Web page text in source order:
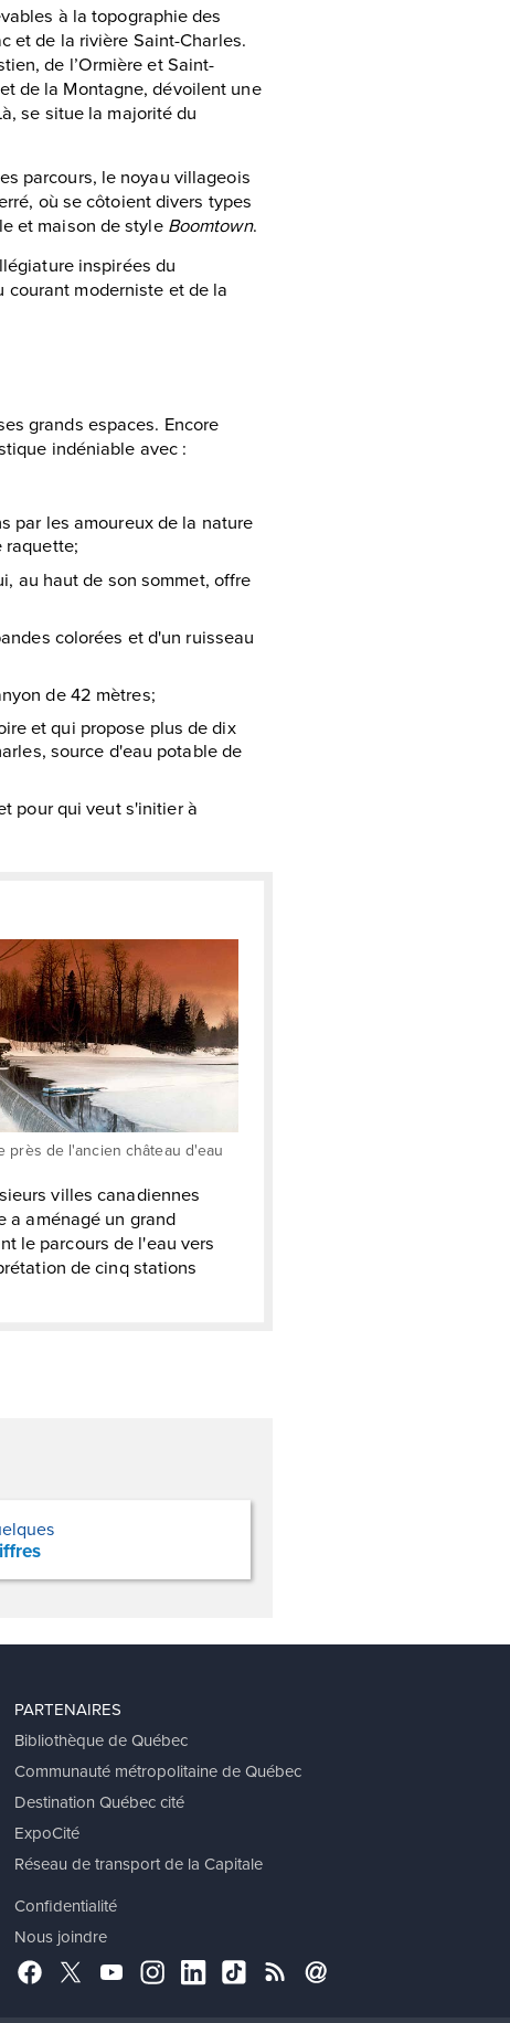
à la topographie des
et de la rivière Saint-Charles.
de l’Ormière et Saint-
de la Montagne, dévoilent une
se situe la majorité du
parcours, le noyau villageois
où se côtoient divers types
et maison de style Boomtown.
inspirées du
moderniste et de la
grands espaces. Encore
indéniable avec :
par les amoureux de la nature
raquette;
au haut de son sommet, offre
colorées et d'un ruisseau
de 42 mètres;
et qui propose plus de dix
source d'eau potable de
pour qui veut s'initier à
près de l'ancien château d'eau
villes canadiennes
a aménagé un grand
le parcours de l'eau vers
de cinq stations
PARTENAIRES
Bibliothèque de Québec
Communauté métropolitaine de Québec
Destination Québec cité
ExpoCité
Réseau de transport de la Capitale
Confidentialité
Nous joindre
FacebookTwitterYouTubeInstagramLinkedInTikTokRSS Abonnement